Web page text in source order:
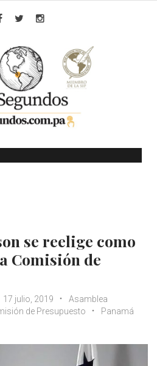
se reelige como
Comisión de
17 julio, 2019
Asamblea
de Presupuesto
Panamá